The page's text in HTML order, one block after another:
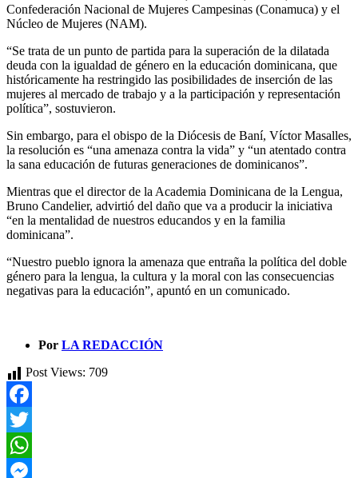
Confederación Nacional de Mujeres Campesinas (Conamuca) y el
Núcleo de Mujeres (NAM).
“Se trata de un punto de partida para la superación de la dilatada
deuda con la igualdad de género en la educación dominicana, que
históricamente ha restringido las posibilidades de inserción de las
mujeres al mercado de trabajo y a la participación y representación
política”, sostuvieron.
Sin embargo, para el obispo de la Diócesis de Baní, Víctor Masalles,
la resolución es “una amenaza contra la vida” y “un atentado contra
la sana educación de futuras generaciones de dominicanos”.
Mientras que el director de la Academia Dominicana de la Lengua,
Bruno Candelier, advirtió del daño que va a producir la iniciativa
“en la mentalidad de nuestros educandos y en la familia
dominicana”.
“Nuestro pueblo ignora la amenaza que entraña la política del doble
género para la lengua, la cultura y la moral con las consecuencias
negativas para la educación”, apuntó en un comunicado.
Por LA REDACCIÓN
Post Views: 709
Facebook
Twitter
WhatsApp